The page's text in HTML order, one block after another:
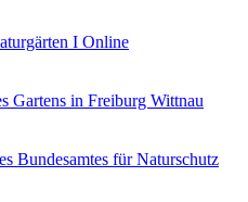
I Online
Gartens in Freiburg Wittnau
Bundesamtes für Naturschutz